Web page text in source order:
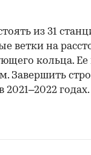
из 31
ветки на
кольца.
Завершить
2021–2022 годах.